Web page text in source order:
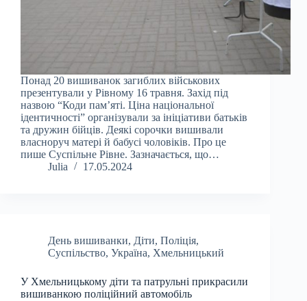
Понад 20 вишиванок загиблих військових
презентували у Рівному 16 травня. Захід під
назвою “Коди пам’яті. Ціна національної
ідентичності” організували за ініціативи батьків
та дружин бійців. Деякі сорочки вишивали
власноруч матері й бабусі чоловіків. Про це
пише Суспільне Рівне. Зазначається, що…
Julia
17.05.2024
День вишиванки, Діти, Поліція,
Суспільство, Україна, Хмельницький
У Хмельницькому діти та патрульні прикрасили
вишиванкою поліційний автомобіль